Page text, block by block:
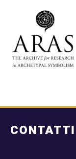
CONTATTI